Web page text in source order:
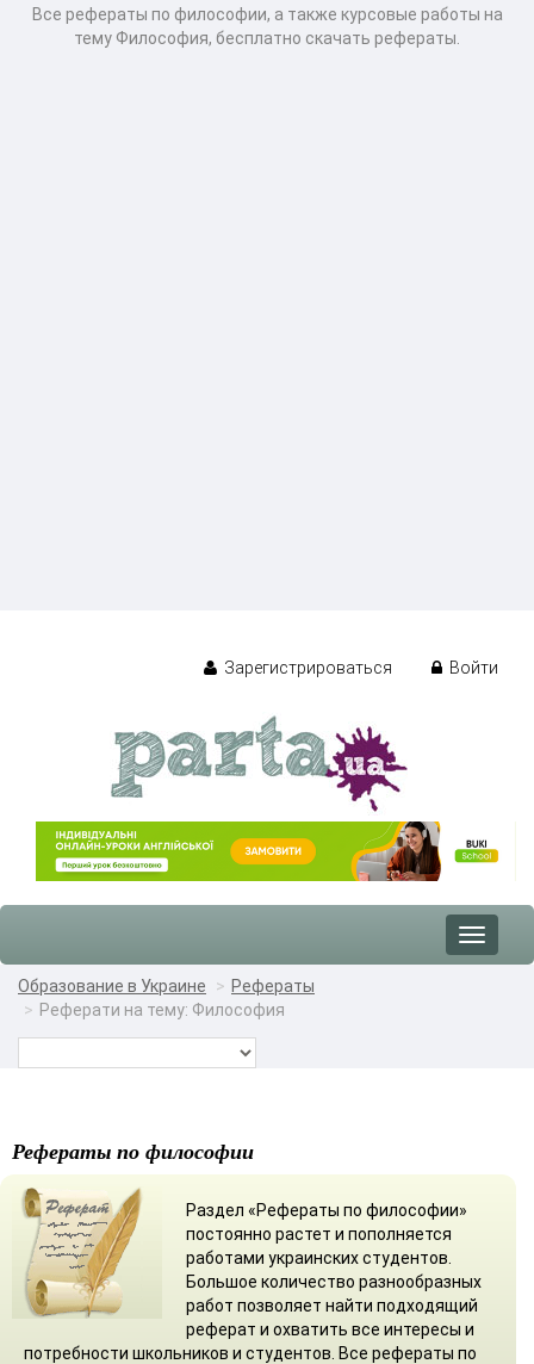
Все рефераты по философии, а также курсовые работы на
тему Философия, бесплатно скачать рефераты.
Зарегистрироваться Войти
Toggle
Образование в Украине
Рефераты
Реферати на тему: Философия
Рефераты по философии
Раздел «Рефераты по философии»
постоянно растет и пополняется
работами украинских студентов.
Большое количество разнообразных
работ позволяет найти подходящий
реферат и охватить все интересы и
потребности школьников и студентов. Все рефераты по